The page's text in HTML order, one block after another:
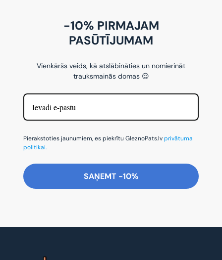
-10% PIRMAJAM
PASŪTĪJUMAM
Vienkāršs veids, kā atslābināties un nomierināt
trauksmainās domas 😌
Pierakstoties jaunumiem, es piekrītu GleznoPats.lvprivātuma
politikai.
SAŅEMT -10%